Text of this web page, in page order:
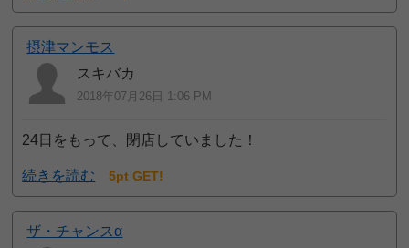
摂津マンモス
スキバカ
2018年07月26日 1:06 PM
24日をもって、閉店していました！
続きを読む 5pt GET!
ザ・チャンスα